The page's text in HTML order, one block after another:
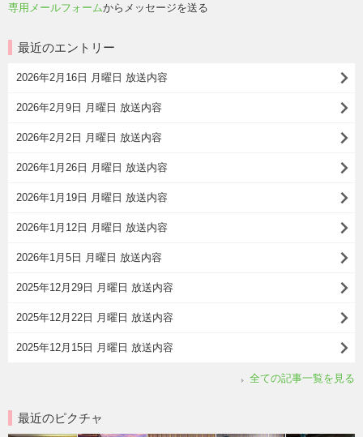
専用メールフォームからメッセージを送る
最近のエントリー
2026年2月16日 月曜日 放送内容
2026年2月9日 月曜日 放送内容
2026年2月2日 月曜日 放送内容
2026年1月26日 月曜日 放送内容
2026年1月19日 月曜日 放送内容
2026年1月12日 月曜日 放送内容
2026年1月5日 月曜日 放送内容
2025年12月29日 月曜日 放送内容
2025年12月22日 月曜日 放送内容
2025年12月15日 月曜日 放送内容
全ての記事一覧を見る
最近のピクチャ